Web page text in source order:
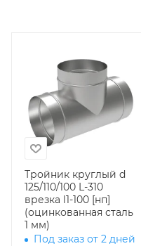
Тройник круглый d
125/110/100 L-310
врезка l1-100 [нп]
(оцинкованная сталь
1 мм)
Под заказ от 2 дней